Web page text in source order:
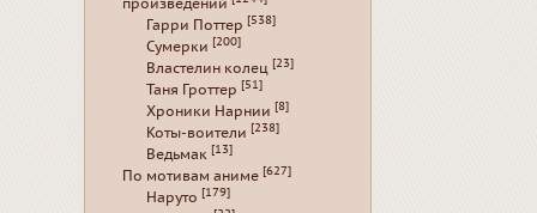
произведений
Гарри Поттер [538]
Сумерки [200]
Властелин колец [23]
Таня Гроттер [51]
Хроники Нарнии [8]
Коты-воители [238]
Ведьмак [13]
По мотивам аниме [627]
Наруто [179]